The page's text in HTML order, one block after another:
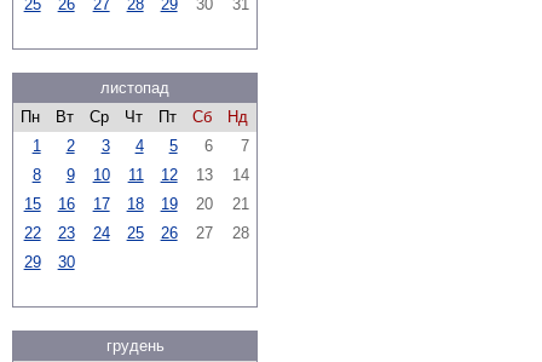
25 26 27 28 29 30 31
листопад
Пн
Вт Ср Чт Пт Сб
Нд
1
2 3 4 5 6
7
8
9 10 11 12 13
14
15
16 17 18 19 20
21
22
23 24 25 26 27
28
29
30
грудень